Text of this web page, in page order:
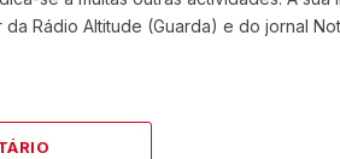
Rádio Altitude (Guarda) e do jornal